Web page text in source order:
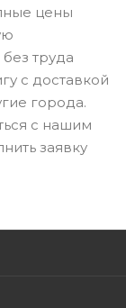
цены
труда
с доставкой
города.
с нашим
заявку